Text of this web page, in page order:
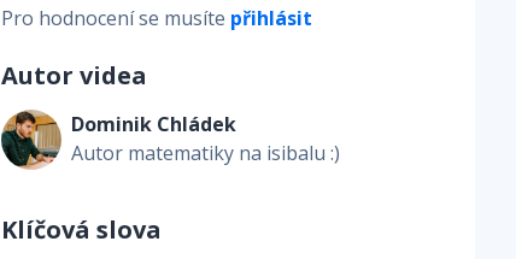
Pro hodnocení se musíte přihlásit
Autor videa
Dominik Chládek
Autor matematiky na isibalu :)
Klíčová slova